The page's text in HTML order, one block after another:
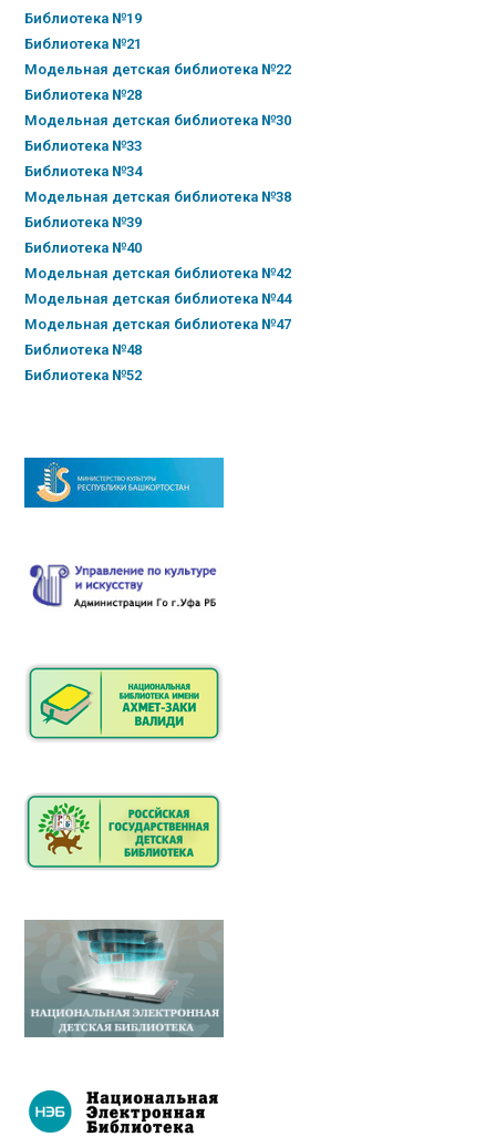
Библиотека №19
Библиотека №21
Модельная детская библиотека №22
Библиотека №28
Модельная детская библиотека №30
Библиотека №33
Библиотека №34
Модельная детская библиотека №38
Библиотека №39
Библиотека №40
Модельная детская библиотека №42
Модельная детская библиотека №44
Модельная детская библиотека №47
Библиотека №48
Библиотека №52